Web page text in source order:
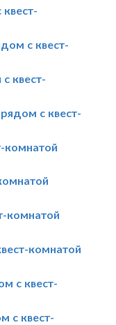
с квест-
квест-
с квест-
комнатой
комнатой
комнатой
с квест-
с квест-